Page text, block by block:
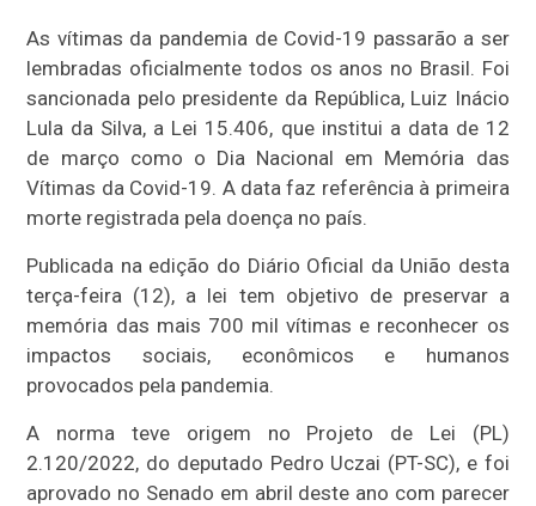
As vítimas da pandemia de Covid-19 passarão a ser
lembradas oficialmente todos os anos no Brasil. Foi
sancionada pelo presidente da República, Luiz Inácio
Lula da Silva, a Lei 15.406, que institui a data de 12
de março como o Dia Nacional em Memória das
Vítimas da Covid-19. A data faz referência à primeira
morte registrada pela doença no país.
Publicada na edição do Diário Oficial da União desta
terça-feira (12), a lei tem objetivo de preservar a
memória das mais 700 mil vítimas e reconhecer os
impactos sociais, econômicos e humanos
provocados pela pandemia.
A norma teve origem no Projeto de Lei (PL)
2.120/2022, do deputado Pedro Uczai (PT-SC), e foi
aprovado no Senado em abril deste ano com parecer